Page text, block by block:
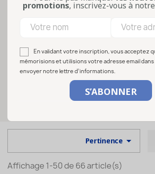
produits apicoles. Avec
abeilles, alvéoles, fleurs,
adaptées aux apiculteurs,
locaux, artisans et marques
Lire la suite
Sélectionnez vos
Pertinence 
Affichage 1-50 de 66 article(s)
promotions, inscrivez-vous à
En validant votre inscription, vous acceptez
mémorisions et utilisions votre adresse email dans
envoyer notre lettre d’informations.